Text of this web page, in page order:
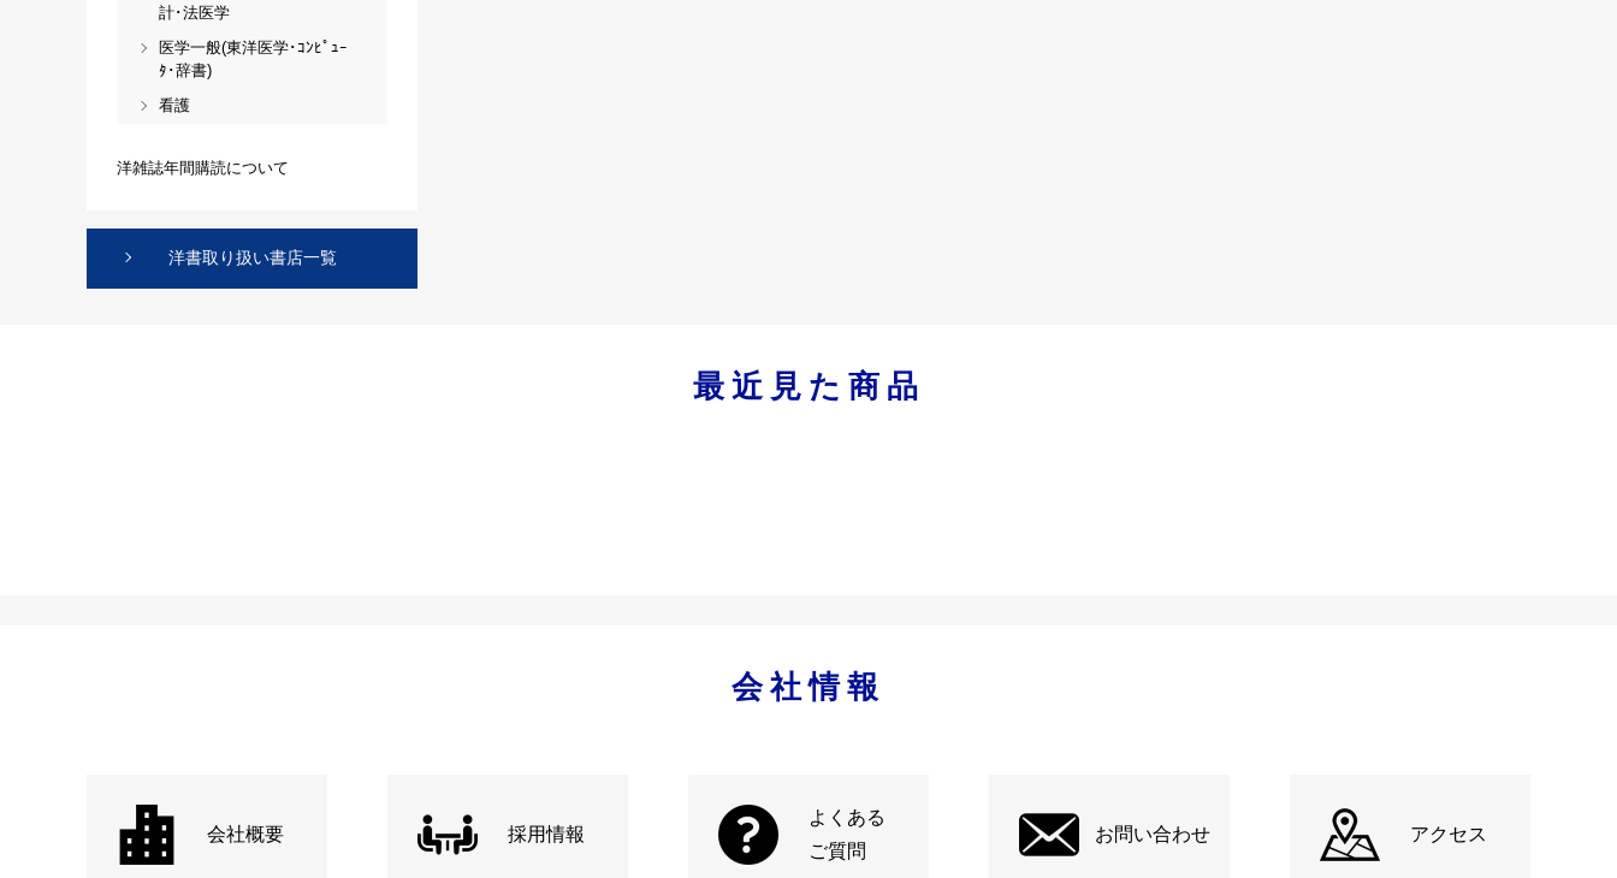
計･法医学
医学一般(東洋医学･ｺﾝﾋﾟｭｰ
ﾀ･辞書)
看護
洋雑誌年間購読について
洋書取り扱い書店一覧
最近見た商品
会社情報
会社概要 採用情報
よくある
ご質問
お問い合わせ アクセス